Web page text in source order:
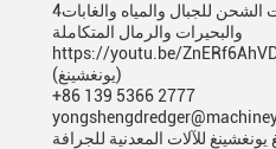
4مشروع حماية وترميم محفرات الشحن للجبال والمياه والغابات
والبحيرات والرمال المتكاملة
https://youtu.be/
(يونغشينغ)
+86 139 5366 2777
للآلات المعدنية للجرافة